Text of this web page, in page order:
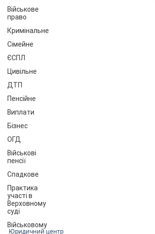
Військове
право
Кримінальне
Сімейне
ЄСПЛ
Цивільне
ДТП
Пенсійне
Виплати
Бізнес
ОГД
Військові
пенсії
Спадкове
Практика
участі в
Верховному
суді
Військовому